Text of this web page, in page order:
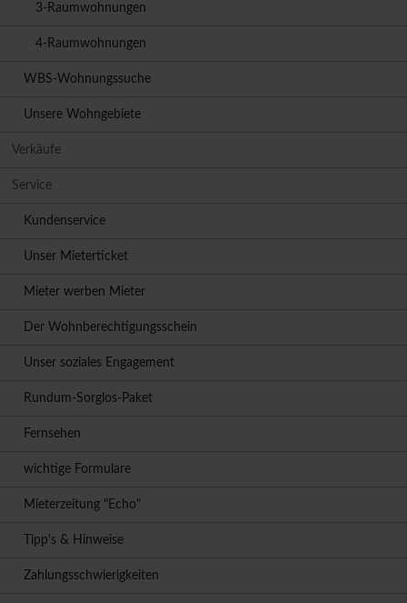
3-Raumwohnungen
4-Raumwohnungen
WBS-Wohnungssuche
Unsere Wohngebiete
Verkäufe
Service
Kundenservice
Unser Mieterticket
Mieter werben Mieter
Der Wohnberechtigungsschein
Unser soziales Engagement
Rundum-Sorglos-Paket
Fernsehen
wichtige Formulare
Mieterzeitung "Echo"
Tipp's & Hinweise
Zahlungsschwierigkeiten